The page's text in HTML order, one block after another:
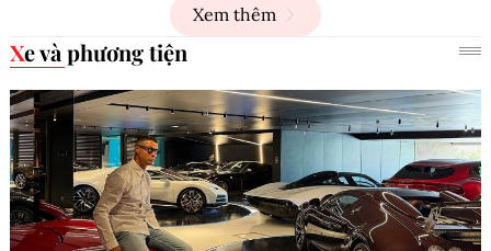
Xem thêm
Xe và phương tiện